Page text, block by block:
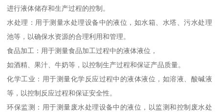
进行液体储存和生产过程的控制。
水处理：用于测量水处理设备中的液位，如水箱、水塔、污水处理
池等，以确保水资源的合理利用和管理。
食品加工：用于测量食品加工过程中的液体液位，
如酒精、果汁、牛奶等，以控制生产过程和保证产品质量。
化学工业：用于测量化学反应过程中的液体液位，如溶液、酸碱液
等，以控制反应过程和保证安全性。
环保监测：用于测量废水处理设备中的液位，以监测和控制废水处